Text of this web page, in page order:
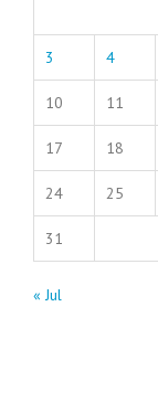
3 4
10 11
17 18
24 25
31
« Jul